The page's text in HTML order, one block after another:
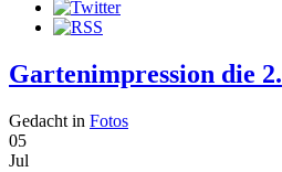
Gartenimpression die 2.
Gedacht in Fotos
05
Jul